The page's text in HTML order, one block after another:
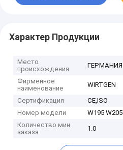
Характер Продукции
Место
происхождения
ГЕРМАНИЯ
Фирменное
наименование
WIRTGEN
Сертификация
CE,ISO
Номер модели
W195 W205
Количество мин
заказа
1.0